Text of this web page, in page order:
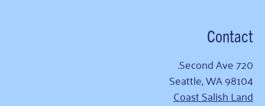
Contact
720 Second Ave.
Seattle, WA 98104
Coast Salish Land